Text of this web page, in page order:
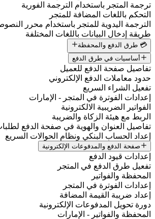
ترجمة المتجر باستخدام الترجمة الفورية
التحكم باللغات المضافة للمتجر
الترجمة اليدوية للمتجر باستخدام محرر
طريقة إدخال البيانات باللغات المختلفة
💳 طرق الدفع والمحفظة
أساسيات في طرق الدفع
تفاصيل صفحة الدفع للعميل
حدود معاملات الدفع الإلكتروني
تفعيل الشراء السريع
إعدادات الفوترة في المتجر - الإمارات
الفواتير الضريبية الالكترونية
الربط مع هيئة الزكاة والضريبة
تفاصيل العنوان والهوية في صفحة الدفع
إعداد الحساب البنكي ونظام الحوالات السريع
صفحة الدفع والمدفوعات الإلكترونية
إعدادات قيود الدفع
تفعيل طرق الدفع في المتجر
المحفظة والفواتير
إعدادات الفوترة في المتجر
إعداد ضريبة القيمة المضافة
دورة تحويل المدفوعات الإلكترونية
المحفظة والفواتير - الإمارات